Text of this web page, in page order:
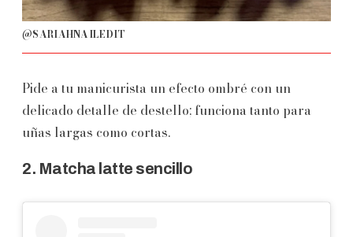
@SARIAHNAILEDIT
Pide a tu manicurista un efecto ombré con un
delicado detalle de destello; funciona tanto para
uñas largas como cortas.
2. Matcha latte sencillo